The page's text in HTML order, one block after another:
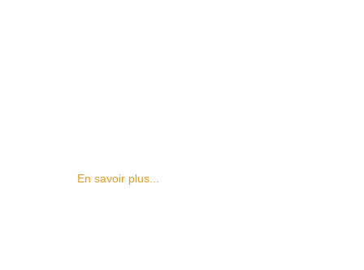
En savoir plus...